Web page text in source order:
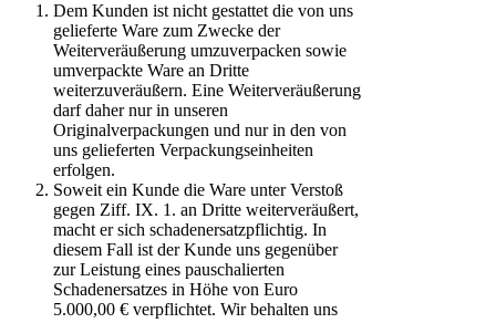
Dem Kunden ist nicht gestattet die von uns
gelieferte Ware zum Zwecke der
Weiterveräußerung umzuverpacken sowie
umverpackte Ware an Dritte
weiterzuveräußern. Eine Weiterveräußerung
darf daher nur in unseren
Originalverpackungen und nur in den von
uns gelieferten Verpackungseinheiten
erfolgen.
Soweit ein Kunde die Ware unter Verstoß
gegen Ziff. IX. 1. an Dritte weiterveräußert,
macht er sich schadenersatzpflichtig. In
diesem Fall ist der Kunde uns gegenüber
zur Leistung eines pauschalierten
Schadenersatzes in Höhe von Euro
5.000,00 € verpflichtet. Wir behalten uns